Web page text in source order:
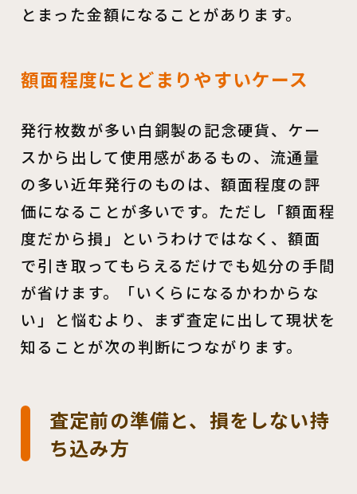
とまった金額になることがあります。
額面程度にとどまりやすいケース
発行枚数が多い白銅製の記念硬貨、ケー
スから出して使用感があるもの、流通量
の多い近年発行のものは、額面程度の評
価になることが多いです。ただし「額面程
度だから損」というわけではなく、額面
で引き取ってもらえるだけでも処分の手間
が省けます。「いくらになるかわからな
い」と悩むより、まず査定に出して現状を
知ることが次の判断につながります。
査定前の準備と、損をしない持
ち込み方